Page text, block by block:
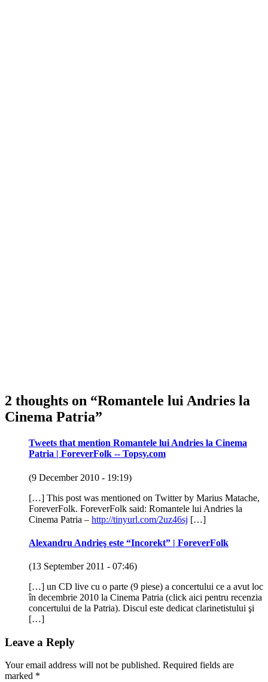
2 thoughts on “Romantele lui Andries la
Cinema Patria”
Tweets that mention Romantele lui Andries la Cinema
Patria | ForeverFolk -- Topsy.com
(9 December 2010 - 19:19)
[…] This post was mentioned on Twitter by Marius Matache,
ForeverFolk. ForeverFolk said: Romantele lui Andries la
Cinema Patria – http://tinyurl.com/2uz46sj […]
Alexandru Andrieş este “Incorekt” | ForeverFolk
(13 September 2011 - 07:46)
[…] un CD live cu o parte (9 piese) a concertului ce a avut loc
în decembrie 2010 la Cinema Patria (click aici pentru recenzia
concertului de la Patria). Discul este dedicat clarinetistului şi
[…]
Leave a Reply
Your email address will not be published. Required fields are
marked *